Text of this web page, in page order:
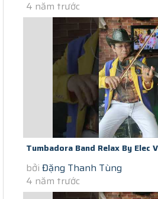
4 năm trước
Tumbadora Band Relax By Elec
Lockdown Cam On Tinh Yeu (day...
bởi Đặng Thanh Tùng
4 năm trước